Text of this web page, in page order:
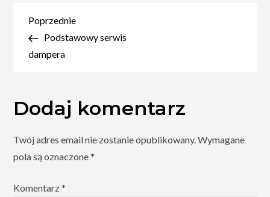
Nawigacja
wpisu
Poprzedni
wpis
Poprzednie
Podstawowy serwis
dampera
Dodaj komentarz
Twój adres email nie zostanie opublikowany.Wymagane
pola są oznaczone*
Komentarz*